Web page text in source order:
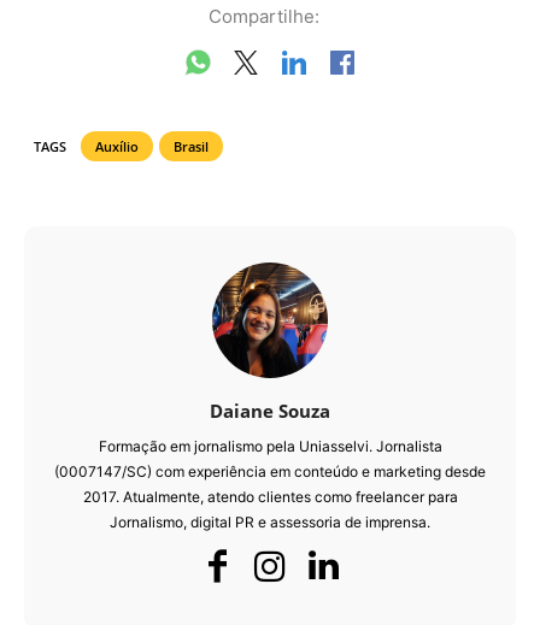
Compartilhe:
TAGS Auxílio Brasil
Daiane Souza
Formação em jornalismo pela Uniasselvi. Jornalista
(0007147/SC) com experiência em conteúdo e marketing desde
2017. Atualmente, atendo clientes como freelancer para
Jornalismo, digital PR e assessoria de imprensa.